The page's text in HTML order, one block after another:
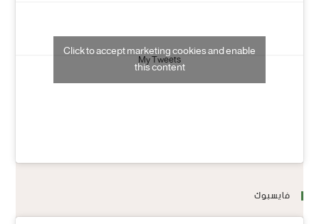
My Tweets
Click to accept marketing cookies and enable
this content
فايسبوك